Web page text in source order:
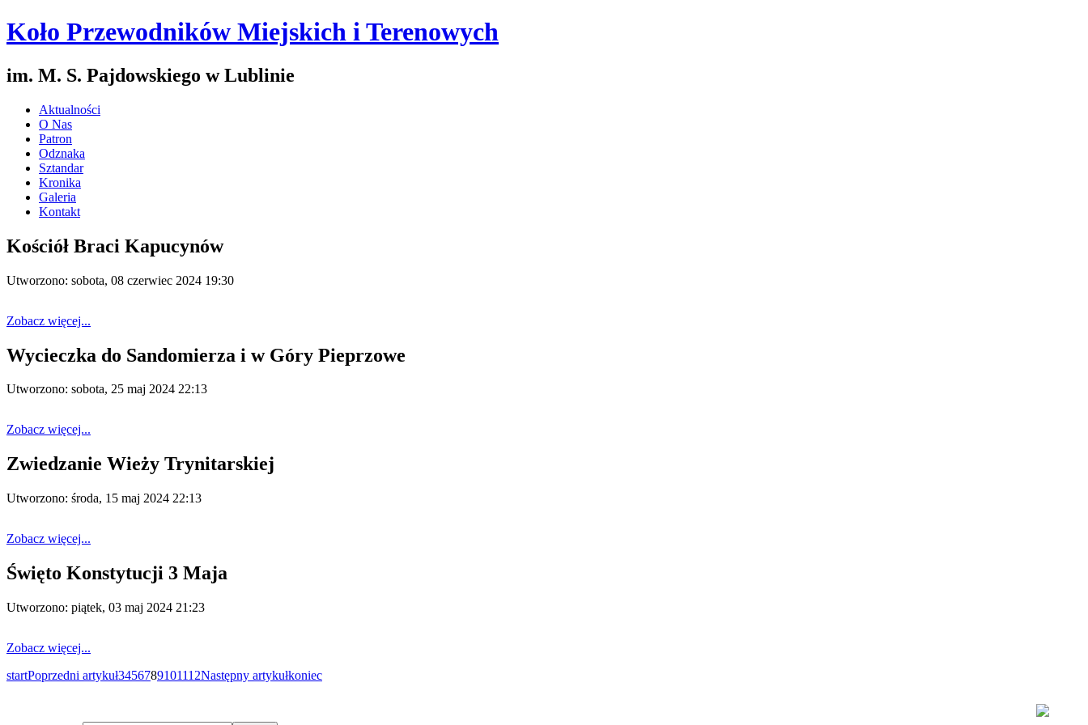
Koło Przewodników Miejskich i Terenowych
im. M. S. Pajdowskiego w Lublinie
Aktualności
O Nas
Patron
Odznaka
Sztandar
Kronika
Galeria
Kontakt
Kościół Braci Kapucynów
Utworzono: sobota, 08 czerwiec 2024 19:30
Zobacz więcej...
Wycieczka do Sandomierza i w Góry Pieprzowe
Utworzono: sobota, 25 maj 2024 22:13
Zobacz więcej...
Zwiedzanie Wieży Trynitarskiej
Utworzono: środa, 15 maj 2024 22:13
Zobacz więcej...
Święto Konstytucji 3 Maja
Utworzono: piątek, 03 maj 2024 21:23
Zobacz więcej...
startPoprzedni artykuł3456789101112Następny artykułkoniec